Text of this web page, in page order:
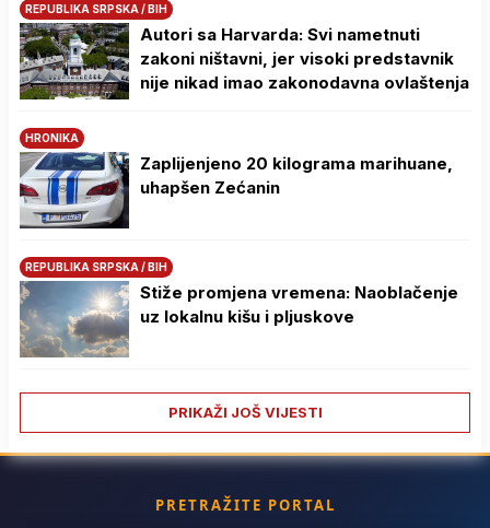
REPUBLIKA SRPSKA / BIH
Autori sa Harvarda: Svi nametnuti
zakoni ništavni, jer visoki predstavnik
nije nikad imao zakonodavna ovlaštenja
HRONIKA
Zaplijenjeno 20 kilograma marihuane,
uhapšen Zećanin
REPUBLIKA SRPSKA / BIH
Stiže promjena vremena: Naoblačenje
uz lokalnu kišu i pljuskove
PRIKAŽI JOŠ VIJESTI
PRETRAŽITE PORTAL